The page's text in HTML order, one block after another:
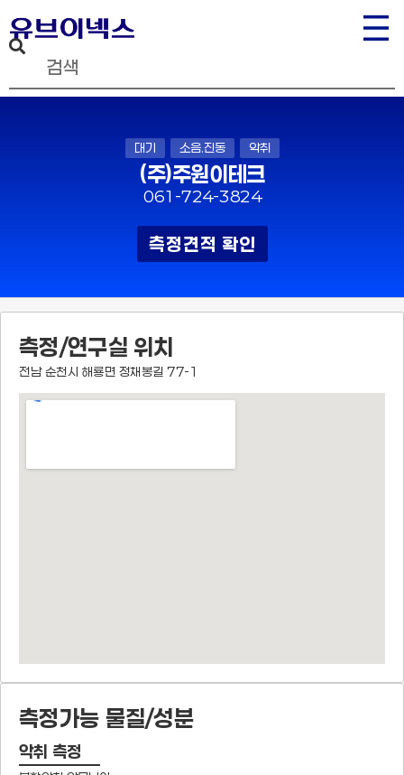
대기 소음.진동 악취
(주)주원이테크
061-724-3824
측정견적 확인
측정/연구실 위치
전남 순천시 해룡면 정채봉길 77-1
측정가능 물질/성분
악취 측정